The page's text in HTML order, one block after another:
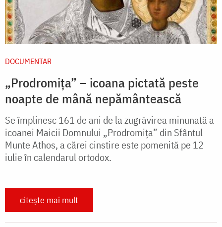
DOCUMENTAR
„Prodromița” – icoana pictată peste
noapte de mână nepământească
Se împlinesc 161 de ani de la zugrăvirea minunată a
icoanei Maicii Domnului „Prodromița” din Sfântul
Munte Athos, a cărei cinstire este pomenită pe 12
iulie în calendarul ortodox.
citește mai mult